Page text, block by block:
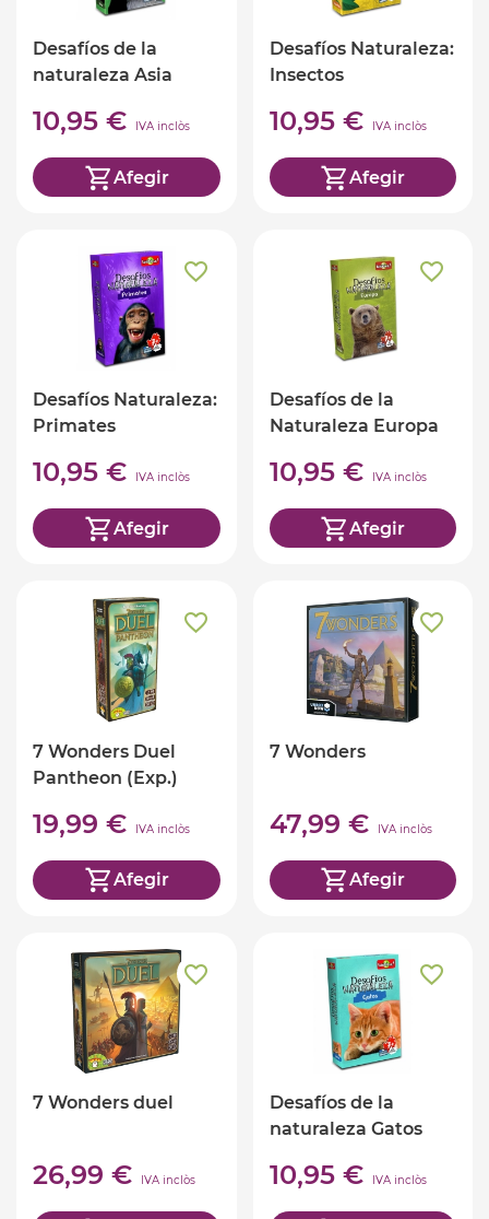
Desafíos de la
naturaleza Asia
10,95 € IVA inclòs
Afegir
Desafíos Naturaleza:
Insectos
10,95 € IVA inclòs
Afegir
Desafíos Naturaleza:
Primates
10,95 € IVA inclòs
Afegir
Desafíos de la
Naturaleza Europa
10,95 € IVA inclòs
Afegir
7 Wonders Duel
Pantheon (Exp.)
19,99 € IVA inclòs
Afegir
7 Wonders
47,99 € IVA inclòs
Afegir
7 Wonders duel
26,99 € IVA inclòs
Desafíos de la
naturaleza Gatos
10,95 € IVA inclòs